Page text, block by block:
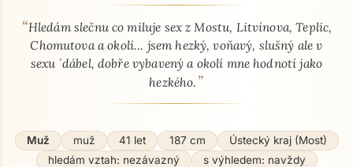
O mně - seznamka profil
“Hledám slečnu co miluje sex z Mostu, Litvínova, Teplic,
Chomutova a okolí... jsem hezký, voňavý, slušný ale v
sexu ´dábel, dobře vybavený a okolí mne hodnotí jako
hezkého. ”
Muž muž 41 let 187 cm
Ústecký kraj (Most)
hledám vztah: nezávazný
s výhledem: navždy